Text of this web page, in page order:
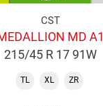
CST
MD A1
215/45 R 17 91W
TL XL ZR